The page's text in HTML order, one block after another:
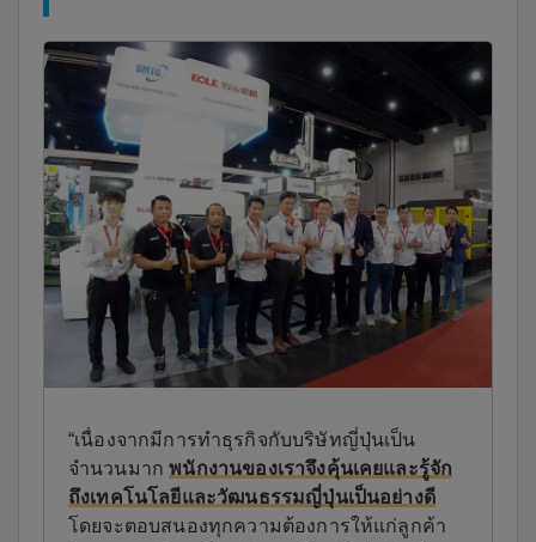
“เนื่องจากมีการทำธุรกิจกับบริษัทญี่ปุ่นเป็น
จำนวนมากพนักงานของเราจึงคุ้นเคยและรู้จัก
ถึงเทคโนโลยีและวัฒนธรรมญี่ปุ่นเป็นอย่างดี
โดยจะตอบสนองทุกความต้องการให้แก่ลูกค้า